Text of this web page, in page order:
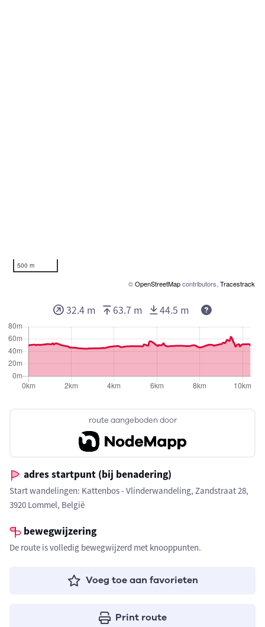
500 m
©OpenStreetMapcontributors, Tracestrack
route aangeboden door
adres startpunt (bij benadering)
Start wandelingen: Kattenbos - Vlinderwandeling, Zandstraat 28,
3920 Lommel, België
bewegwijzering
De route is volledig bewegwijzerd met knooppunten.
Voeg toe aan favorieten
Print route
32.4 m 63.7 m 44.5 m